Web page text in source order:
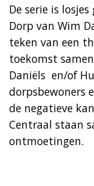
De serie is
Dorp van Wim
teken van een
toekomst
Daniëls en/of
dorpsbewoners
de negatieve
Centraal staan
ontmoetingen.